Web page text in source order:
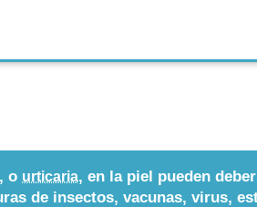
o urticaria, en la piel pueden
de insectos, vacunas, virus,